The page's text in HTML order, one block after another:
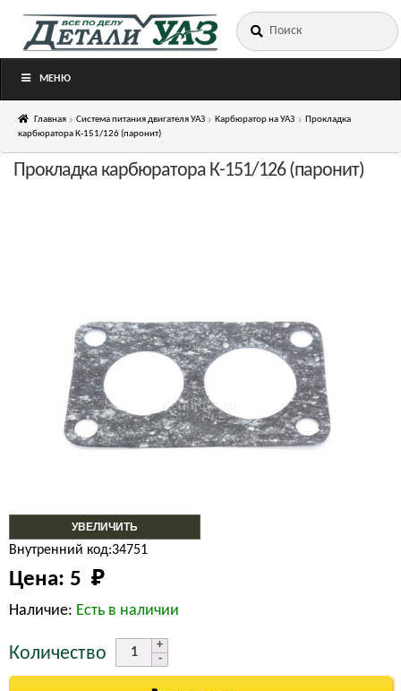
Перейти
Перейти
Искать:
МЕНЮ
Главная Система питания двигателя УАЗ Карбюратор на УАЗ
Прокладка
карбюратора К-151/126 (паронит)
УВЕЛИЧИТЬ
Прокладка карбюратора К-151/126 (паронит)
Внутренний код:34751
Цена: 5 ₽
Наличие: Есть в наличии
Количество